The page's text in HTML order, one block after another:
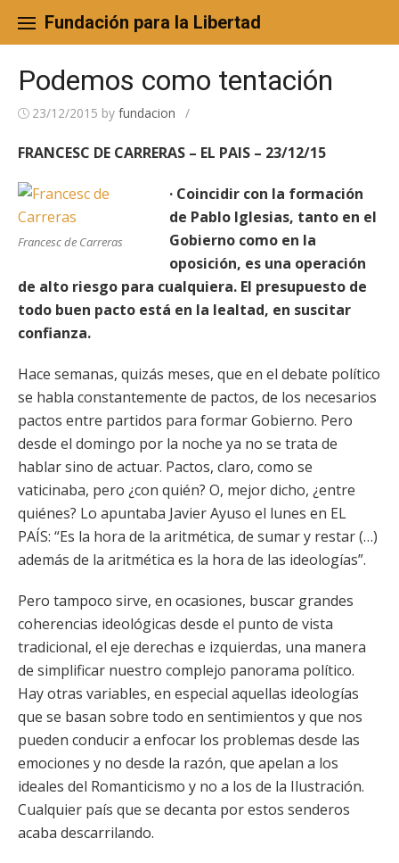
content
Fundación para la Libertad
Podemos como tentación
23/12/2015 by fundacion /
FRANCESC DE CARRERAS – EL PAIS – 23/12/15
Francesc de Carreras
· Coincidir con la formación
de Pablo Iglesias, tanto en el
Gobierno como en la
oposición, es una operación
de alto riesgo para cualquiera. El presupuesto de
todo buen pacto está en la lealtad, en suscitar
confianza.
Hace semanas, quizás meses, que en el debate político
se habla constantemente de pactos, de los necesarios
pactos entre partidos para formar Gobierno. Pero
desde el domingo por la noche ya no se trata de
hablar sino de actuar. Pactos, claro, como se
vaticinaba, pero ¿con quién? O, mejor dicho, ¿entre
quiénes? Lo apuntaba Javier Ayuso el lunes en EL
PAÍS: “Es la hora de la aritmética, de sumar y restar (…)
además de la aritmética es la hora de las ideologías”.
Pero tampoco sirve, en ocasiones, buscar grandes
coherencias ideológicas desde el punto de vista
tradicional, el eje derechas e izquierdas, una manera
de simplificar nuestro complejo panorama político.
Hay otras variables, en especial aquellas ideologías
que se basan sobre todo en sentimientos y que nos
pueden conducir a enfocar los problemas desde las
emociones y no desde la razón, que apelan a los
ideales del Romanticismo y no a los de la Ilustración.
Cualquier país que se decanta por estos senderos
acaba descarrilando.